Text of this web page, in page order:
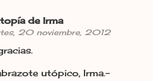
de Irma
20 noviembre, 2012
utópico, Irma.-